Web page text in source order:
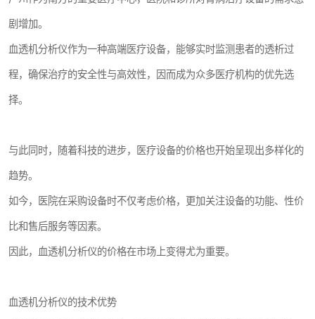
剧增加。
血透机分析仪作为一种高端医疗设备，能够实时监测患者的透析过
程，确保治疗的安全性与高效性，因而成为众多医疗机构的优先选
择。
与此同时，随着科技的进步，医疗设备的价格也开始呈现出多样化的
趋势。
如今，医院在采购设备时不仅考虑价格，更加关注设备的功能、性价
比和售后服务等因素。
因此，血透机分析仪的价格在市场上变得尤为重要。
血透机分析仪的技术优势